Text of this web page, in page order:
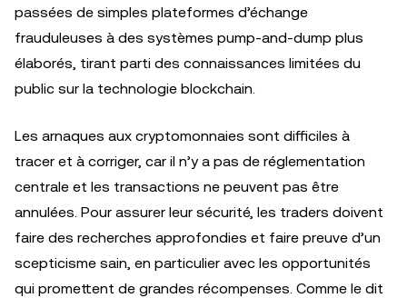
passées de simples plateformes d’échange
frauduleuses à des systèmes pump-and-dump plus
élaborés, tirant parti des connaissances limitées du
public sur la technologie blockchain.
Les arnaques aux cryptomonnaies sont difficiles à
tracer et à corriger, car il n’y a pas de réglementation
centrale et les transactions ne peuvent pas être
annulées. Pour assurer leur sécurité, les traders doivent
faire des recherches approfondies et faire preuve d’un
scepticisme sain, en particulier avec les opportunités
qui promettent de grandes récompenses. Comme le dit